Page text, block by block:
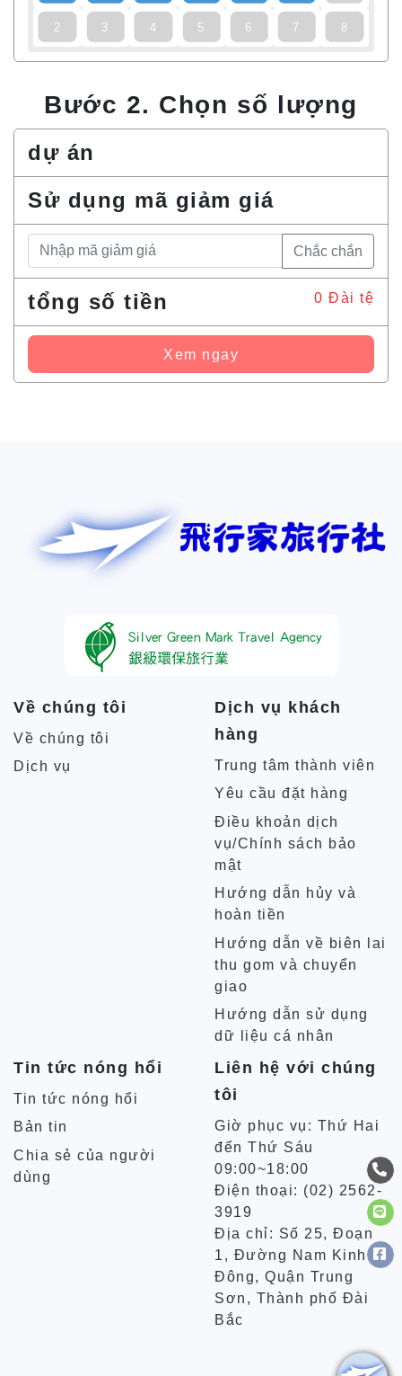
2 3 4 5 6 7 8
Bước 2. Chọn số lượng
dự án
Sử dụng mã giảm giá
Chắc chắn
tổng số tiền 0 Đài tệ
Xem ngay
Về chúng tôi
Về chúng tôi
Dịch vụ
Dịch vụ khách
hàng
Trung tâm thành viên
Yêu cầu đặt hàng
Điều khoản dịch
vụ/Chính sách bảo
mật
Hướng dẫn hủy và
hoàn tiền
Hướng dẫn về biên lai
thu gom và chuyển
giao
Hướng dẫn sử dụng
dữ liệu cá nhân
Tin tức nóng hổi
Tin tức nóng hổi
Bản tin
Chia sẻ của người
dùng
Liên hệ với chúng
tôi
Giờ phục vụ: Thứ Hai
đến Thứ Sáu
09:00~18:00
Điện thoại: (02) 2562-
3919
Địa chỉ: Số 25, Đoạn
1, Đường Nam Kinh
Đông, Quận Trung
Sơn, Thành phố Đài
Bắc